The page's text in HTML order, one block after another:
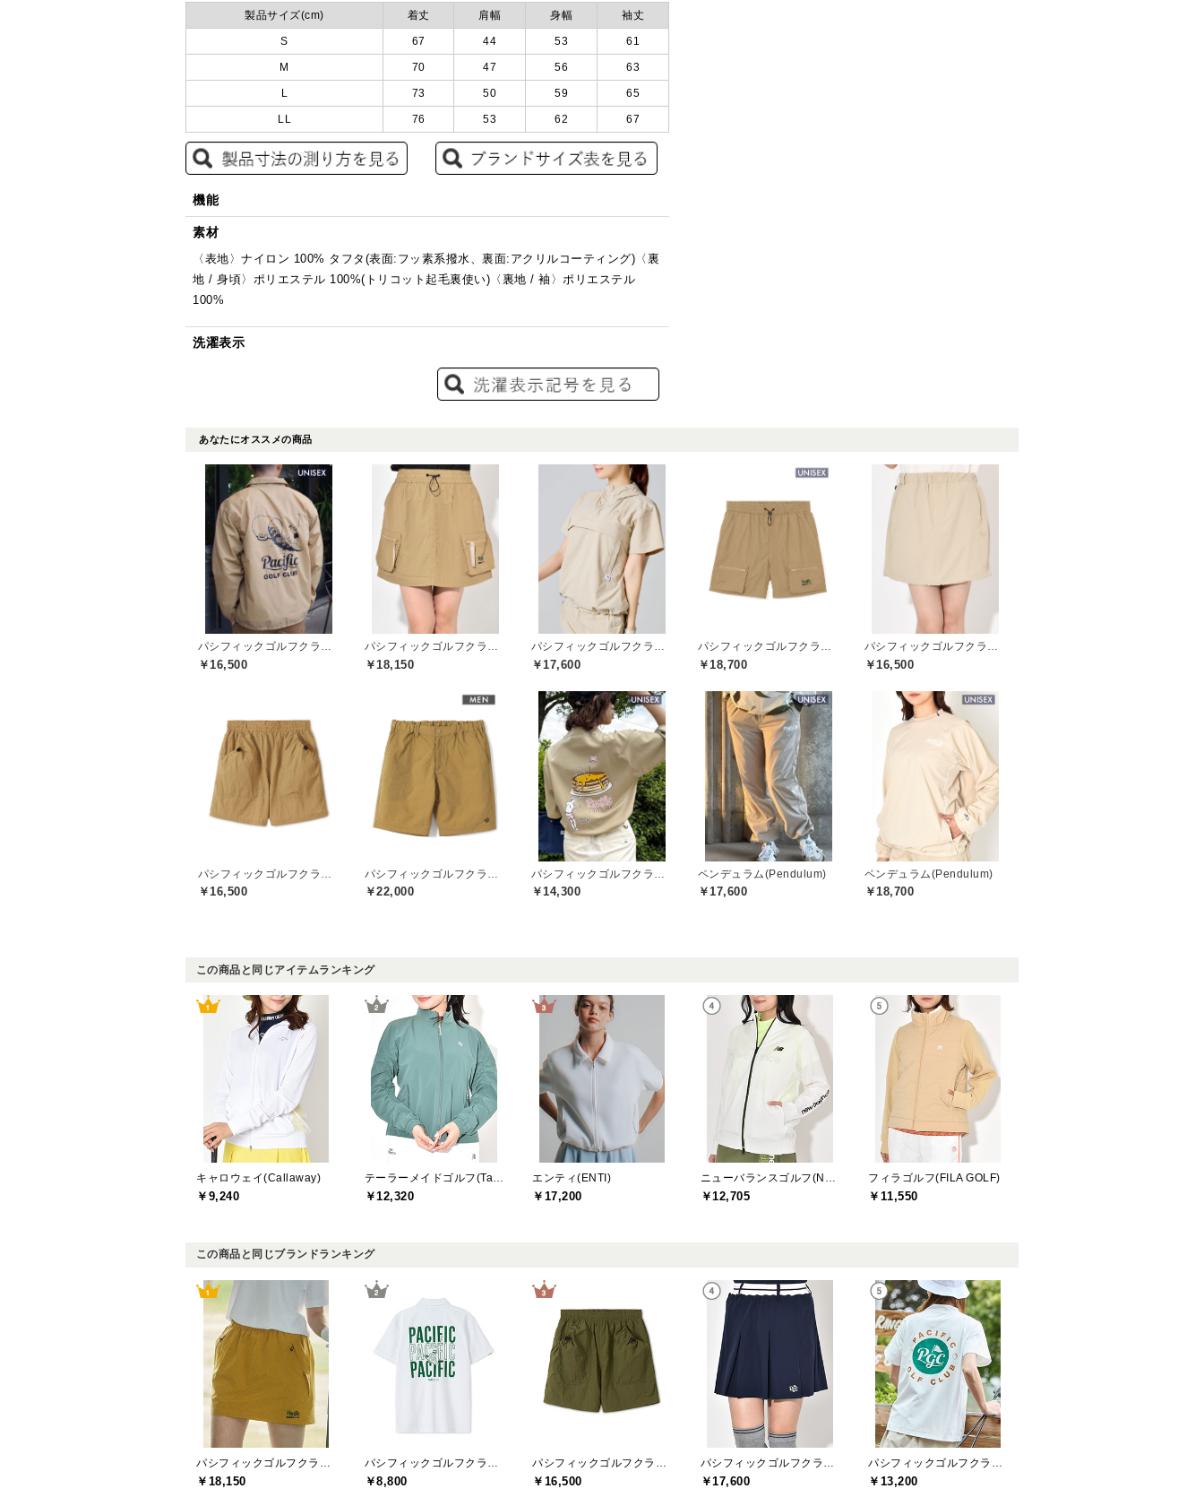
製品サイズ(cm) 着丈 肩幅 身幅 袖丈
S 67 44 53 61
M 70 47 56 63
L 73 50 59 65
LL 76 53 62 67
機能
素材
〈表地〉ナイロン 100% タフタ(表面:フッ素系撥水、裏面:アクリルコーティング)〈裏
地 / 身頃〉ポリエステル 100%(トリコット起毛裏使い)〈裏地 / 袖〉ポリエステル
100%
洗濯表示
あなたにオススメの商品
￥16,500 ￥18,150 ￥17,600 ￥18,700 ￥16,500
￥16,500 ￥22,000 ￥14,300
ペンデュラム(Pendulum)
￥17,600
ペンデュラム(Pendulum)
￥18,700
この商品と同じアイテムランキング
キャロウェイ(Callaway)
￥9,240 ￥12,320
エンティ(ENTI)
￥17,200 ￥12,705
フィラゴルフ(FILA GOLF)
￥11,550
この商品と同じブランドランキング
￥18,150 ￥8,800 ￥16,500 ￥17,600 ￥13,200